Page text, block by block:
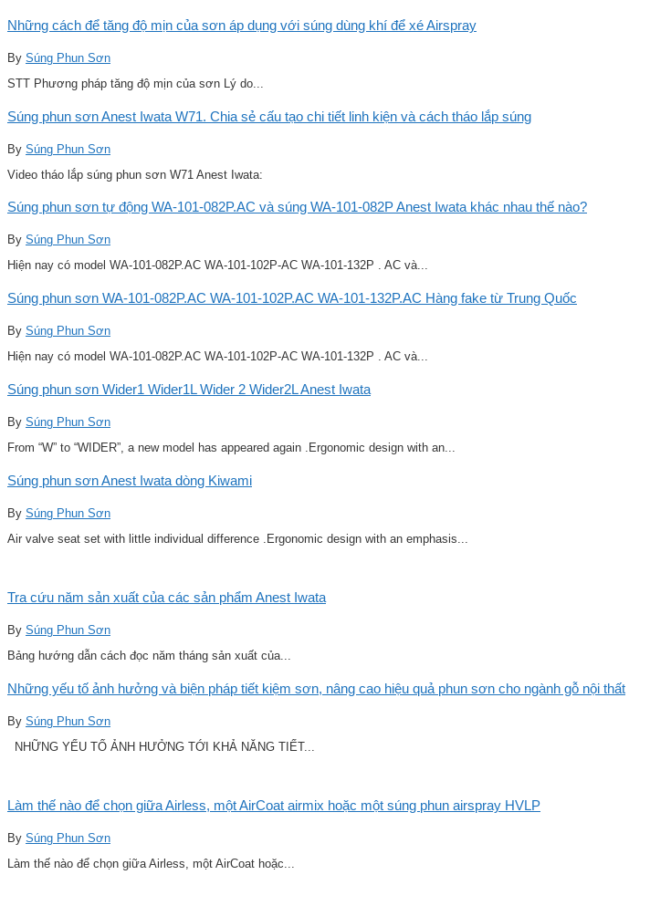
Những cách để tăng độ mịn của sơn áp dụng với súng dùng khí để xé Airspray
By Súng Phun Sơn
STT Phương pháp tăng độ mịn của sơn Lý do...
Súng phun sơn Anest Iwata W71. Chia sẻ cấu tạo chi tiết linh kiện và cách tháo lắp súng
By Súng Phun Sơn
Video tháo lắp súng phun sơn W71 Anest Iwata:
Súng phun sơn tự động WA-101-082P.AC và súng WA-101-082P Anest Iwata khác nhau thế nào?
By Súng Phun Sơn
Hiện nay có model WA-101-082P.AC WA-101-102P-AC WA-101-132P . AC và...
Súng phun sơn WA-101-082P.AC WA-101-102P.AC WA-101-132P.AC Hàng fake từ Trung Quốc
By Súng Phun Sơn
Hiện nay có model WA-101-082P.AC WA-101-102P-AC WA-101-132P . AC và...
Súng phun sơn Wider1 Wider1L Wider 2 Wider2L Anest Iwata
By Súng Phun Sơn
From “W” to “WIDER”, a new model has appeared again .Ergonomic design with an...
Súng phun sơn Anest Iwata dòng Kiwami
By Súng Phun Sơn
Air valve seat set with little individual difference .Ergonomic design with an emphasis...
Tra cứu năm sản xuất của các sản phẩm Anest Iwata
By Súng Phun Sơn
Bảng hướng dẫn cách đọc năm tháng sản xuất của...
Những yếu tố ảnh hưởng và biện pháp tiết kiệm sơn, nâng cao hiệu quả phun sơn cho ngành gỗ nội thất
By Súng Phun Sơn
NHỮNG YẾU TỐ ẢNH HƯỞNG TỚI KHẢ NĂNG TIẾT...
Làm thế nào để chọn giữa Airless, một AirCoat airmix hoặc một súng phun airspray HVLP
By Súng Phun Sơn
Làm thế nào để chọn giữa Airless, một AirCoat hoặc...